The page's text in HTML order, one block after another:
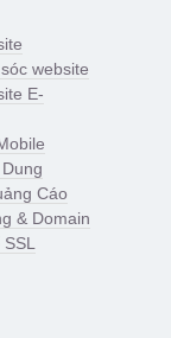
website
E-
Cáo
& Domain